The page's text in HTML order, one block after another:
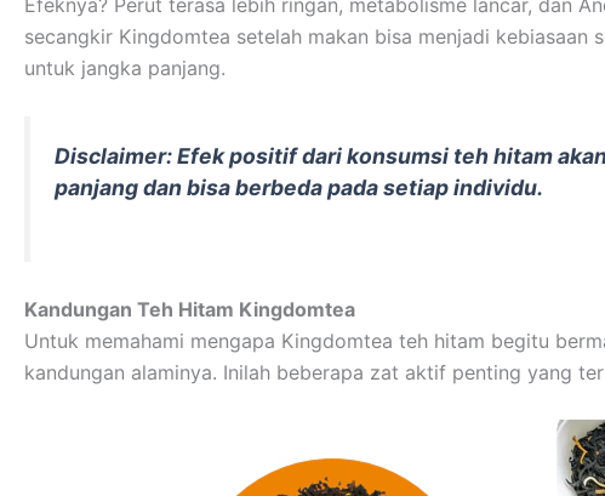
Efeknya? Perut terasa lebih ringan, metabolisme lancar, dan
secangkir Kingdomtea setelah makan bisa menjadi kebiasaan
untuk jangka panjang.
Disclaimer: Efek positif dari konsumsi teh hitam
panjang dan bisa berbeda pada setiap individu.
Kandungan Teh Hitam Kingdomtea
Untuk memahami mengapa Kingdomtea teh hitam begitu
kandungan alaminya. Inilah beberapa zat aktif penting yang